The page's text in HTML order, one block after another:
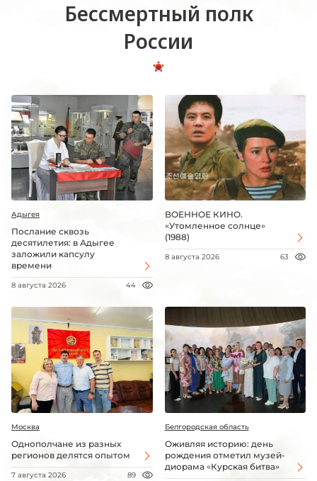
Бессмертный полк
России
Адыгея
Послание сквозь
десятилетия: в Адыгее
заложили капсулу
времени
8 августа 2026 44
ВОЕННОЕ КИНО.
«Утомленное солнце»
(1988)
8 августа 2026 63
Москва
Однополчане из разных
регионов делятся опытом
7 августа 2026 89
Белгородская область
Оживляя историю: день
рождения отметил музей-
диорама «Курская битва»